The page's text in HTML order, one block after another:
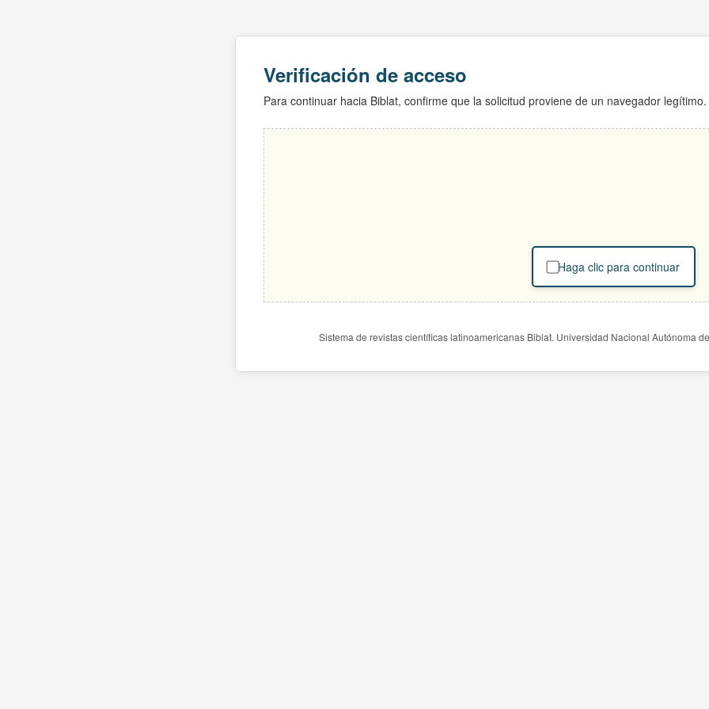
Verificación de acceso
Para continuar hacia Biblat, confirme que la solicitud proviene de un navegador legítimo.
Haga clic para continuar
Sistema de revistas científicas latinoamericanas Biblat. Universidad Nacional Autónoma